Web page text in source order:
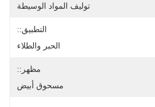
توليف المواد الوسيطة
التطبيق::
الحبر والطلاء
مظهر::
مسحوق أبيض